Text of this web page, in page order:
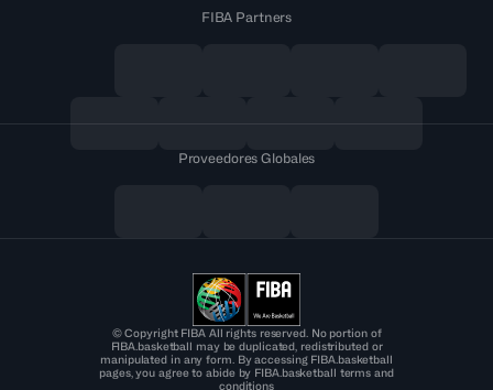
FIBA Partners
Proveedores Globales
© Copyright FIBA All rights reserved. No portion of
FIBA.basketball may be duplicated, redistributed or
manipulated in any form. By accessing FIBA.basketball
pages, you agree to abide by FIBA.basketball terms and
conditions